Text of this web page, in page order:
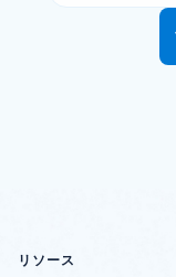
リソース